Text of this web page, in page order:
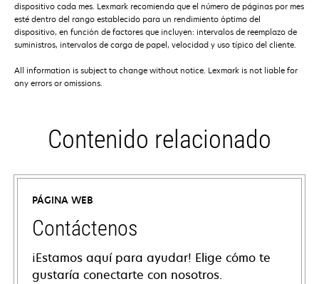
dispositivo cada mes. Lexmark recomienda que el número de páginas por mes
esté dentro del rango establecido para un rendimiento óptimo del
dispositivo, en función de factores que incluyen: intervalos de reemplazo de
suministros, intervalos de carga de papel, velocidad y uso típico del cliente.
All information is subject to change without notice. Lexmark is not liable for
any errors or omissions.
Contenido relacionado
PÁGINA WEB
Contáctenos
¡Estamos aquí para ayudar! Elige cómo te
gustaría conectarte con nosotros.